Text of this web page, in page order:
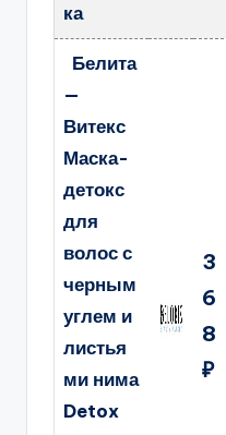
ка
Белита
—
Витекс
Маска-
детокс
для
волос с
черным
углем и
листья
ми нима
Detox
3
6
8
₽